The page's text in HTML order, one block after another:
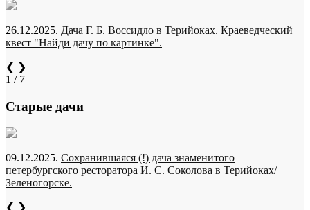
26.12.2025. Дача Г. Б. Воссидло в Терийоках. Краеведческий
квест "Найди дачу по картинке".
❮ ❯
1 / 7
Старые дачи
09.12.2025. Сохранившаяся (!) дача знаменитого
петербургского ресторатора И. С. Соколова в Терийоках/
Зеленогорске.
❮ ❯